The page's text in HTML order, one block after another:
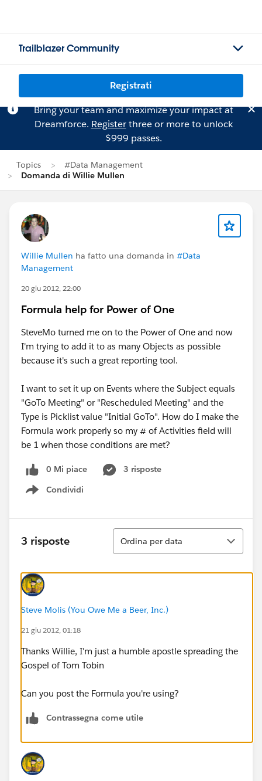
Trailblazer Community
Registrati
Bring your team and maximize your impact at
Dreamforce. Registerthree or more to unlock
$999 passes.
Topics
#Data Management
Domanda di Willie Mullen
Willie Mullen ha fatto una domanda in #Data
Management
20 giu 2012, 22:00
Formula help for Power of One
SteveMo turned me on to the Power of One and now
I'm trying to add it to as many Objects as possible
because it's such a great reporting tool.
I want to set it up on Events where the Subject equals
"GoTo Meeting" or "Rescheduled Meeting" and the
Type is Picklist value "Initial GoTo". How do I make the
Formula work properly so my # of Activities field will
be 1 when those conditions are met?
0 Mi piace
3 risposte
Condividi
Show menu
3 risposte
Ordina
Ordina per data
Steve Molis (You Owe Me a Beer, Inc.)
21 giu 2012, 01:18
Thanks Willie, I'm just a humble apostle spreading the
Gospel of Tom Tobin
Can you post the Formula you're using?
Contrassegna come utile